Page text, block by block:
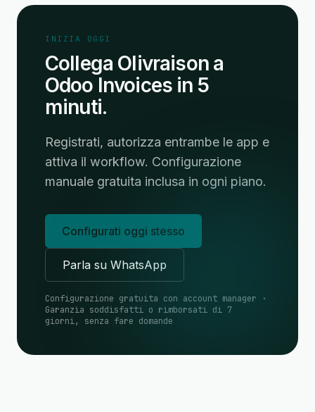
INIZIA OGGI
Collega Olivraison a
Odoo Invoices in 5
minuti.
Registrati, autorizza entrambe le app e
attiva il workflow. Configurazione
manuale gratuita inclusa in ogni piano.
Configurati oggi stesso
Parla su WhatsApp
Configurazione gratuita con account manager ·
Garanzia soddisfatti o rimborsati di 7
giorni, senza fare domande